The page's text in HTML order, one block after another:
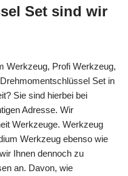
Set sind wir
Werkzeug, Profi Werkzeug,
Set in
Sie sind hierbei bei
Adresse. Wir
Werkzeuge. Werkzeug
Werkzeug ebenso wie
Ihnen dennoch zu
an. Davon, wie